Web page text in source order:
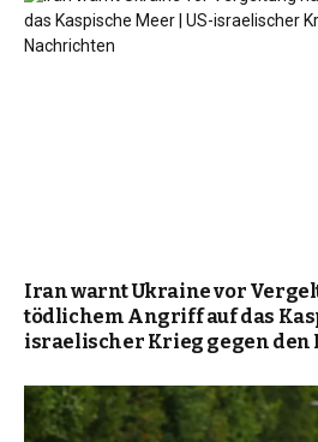
Iran warnt Ukraine vor
tödlichem Angriff auf das
israelischer Krieg gegen